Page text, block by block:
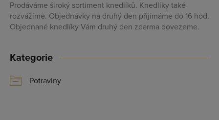
Prodáváme široký sortiment knedlíků. Knedlíky také
rozvážíme. Objednávky na druhý den přijímáme do 16 hod.
Objednané knedlíky Vám druhý den zdarma dovezeme.
Kategorie
Potraviny